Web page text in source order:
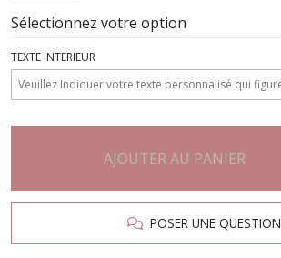
Sélectionnez votre option
TEXTE INTERIEUR
AJOUTER AU PANIER
POSER UNE QUESTION